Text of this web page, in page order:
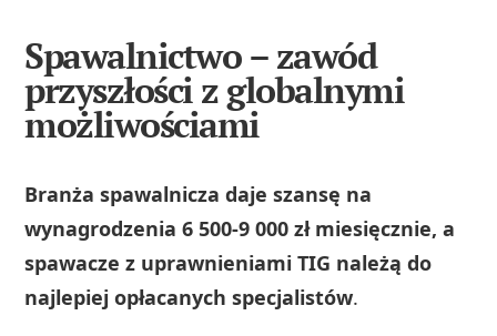
Spawalnictwo – zawód
przyszłości z globalnymi
możliwościami
Branża spawalnicza daje szansę na
wynagrodzenia 6 500-9 000 zł miesięcznie, a
spawacze z uprawnieniami TIG należą do
najlepiej opłacanych specjalistów.